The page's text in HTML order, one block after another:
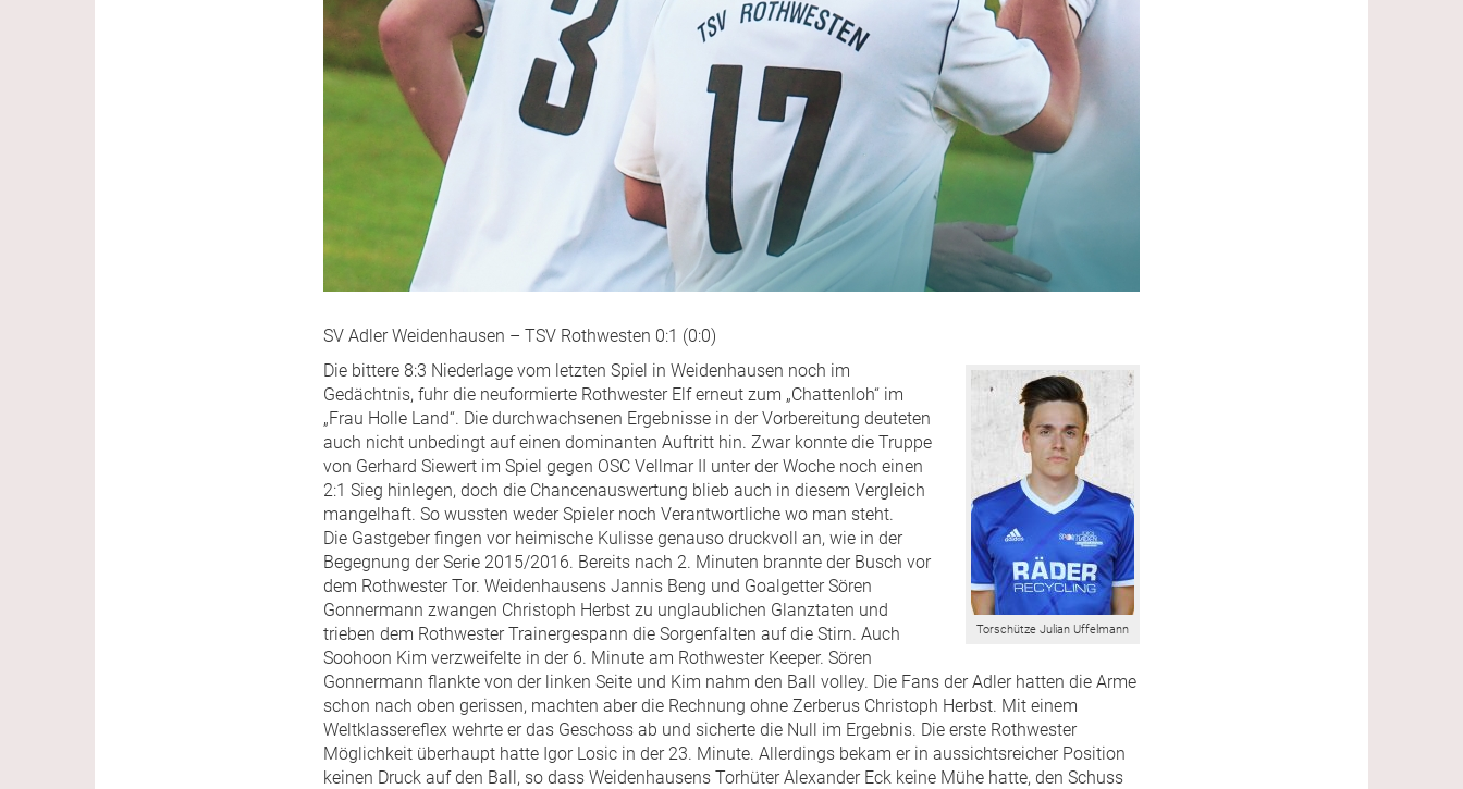
SV Adler Weidenhausen – TSV Rothwesten 0:1 (0:0)
Torschütze Julian Uffelmann
Die bittere 8:3 Niederlage vom letzten Spiel in Weidenhausen noch im
Gedächtnis, fuhr die neuformierte Rothwester Elf erneut zum „Chattenloh“ im
„Frau Holle Land“. Die durchwachsenen Ergebnisse in der Vorbereitung deuteten
auch nicht unbedingt auf einen dominanten Auftritt hin. Zwar konnte die Truppe
von Gerhard Siewert im Spiel gegen OSC Vellmar II unter der Woche noch einen
2:1 Sieg hinlegen, doch die Chancenauswertung blieb auch in diesem Vergleich
mangelhaft. So wussten weder Spieler noch Verantwortliche wo man steht.
Die Gastgeber fingen vor heimische Kulisse genauso druckvoll an, wie in der
Begegnung der Serie 2015/2016. Bereits nach 2. Minuten brannte der Busch vor
dem Rothwester Tor. Weidenhausens Jannis Beng und Goalgetter Sören
Gonnermann zwangen Christoph Herbst zu unglaublichen Glanztaten und
trieben dem Rothwester Trainergespann die Sorgenfalten auf die Stirn. Auch
Soohoon Kim verzweifelte in der 6. Minute am Rothwester Keeper. Sören
Gonnermann flankte von der linken Seite und Kim nahm den Ball volley. Die Fans der Adler hatten die Arme
schon nach oben gerissen, machten aber die Rechnung ohne Zerberus Christoph Herbst. Mit einem
Weltklassereflex wehrte er das Geschoss ab und sicherte die Null im Ergebnis. Die erste Rothwester
Möglichkeit überhaupt hatte Igor Losic in der 23. Minute. Allerdings bekam er in aussichtsreicher Position
keinen Druck auf den Ball, so dass Weidenhausens Torhüter Alexander Eck keine Mühe hatte, den Schuss